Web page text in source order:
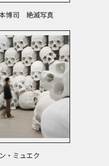
博司 絶滅写真
・ミュエク